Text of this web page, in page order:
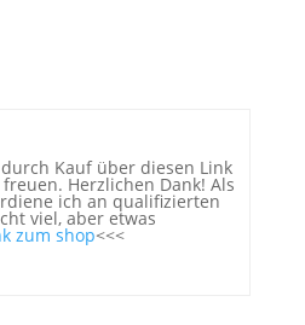
Kauf über diesen Link
Herzlichen Dank! Als
ich an qualifizierten
viel, aber etwas
zum shop<<<